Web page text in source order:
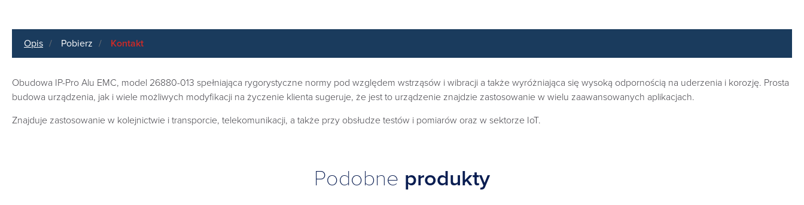
Opis Pobierz Kontakt
Obudowa IP-Pro Alu EMC, model 26880-013 spełniająca rygorystyczne normy pod względem wstrząsów i wibracji a także wyróżniająca się wysoką odpornością na uderzenia i korozję. Prosta
budowa urządzenia, jak i wiele możliwych modyfikacji na życzenie klienta sugeruje, że jest to urządzenie znajdzie zastosowanie w wielu zaawansowanych aplikacjach.
Znajduje zastosowanie w kolejnictwie i transporcie, telekomunikacji, a także przy obsłudze testów i pomiarów oraz w sektorze IoT.
Podobne produkty